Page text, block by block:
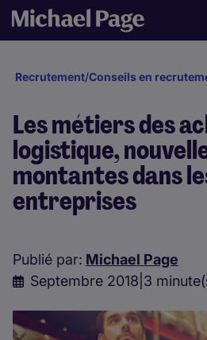
Recrutement/Conseils en
Les métiers des
logistique,
montantes dans
entreprises
Publié par: Michael Page
Septembre 2018 3